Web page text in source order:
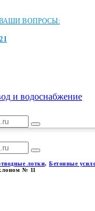
ВОПРОСЫ:
лотки, Бетонные
№ 11